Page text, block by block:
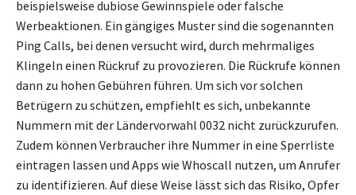
beispielsweise dubiose Gewinnspiele oder falsche
Werbeaktionen. Ein gängiges Muster sind die sogenannten
Ping Calls, bei denen versucht wird, durch mehrmaliges
Klingeln einen Rückruf zu provozieren. Die Rückrufe können
dann zu hohen Gebühren führen. Um sich vor solchen
Betrügern zu schützen, empfiehlt es sich, unbekannte
Nummern mit der Ländervorwahl 0032 nicht zurückzurufen.
Zudem können Verbraucher ihre Nummer in eine Sperrliste
eintragen lassen und Apps wie Whoscall nutzen, um Anrufer
zu identifizieren. Auf diese Weise lässt sich das Risiko, Opfer